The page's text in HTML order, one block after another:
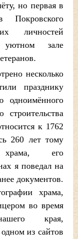
но первая в
Покровского
личностей
зале
несколько
празднику
одноимённого
к 1762
260 лет тому
его
я поведал на
документов.
храма,
во время
края,
из сайтов